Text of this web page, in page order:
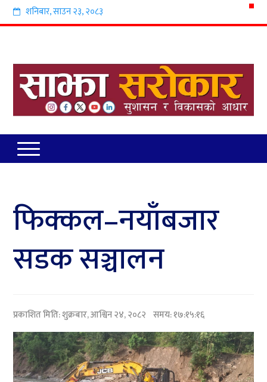
शनिबार,साउन२३,२०८३
फिक्कल–नयाँबजार
सडक सञ्चालन
प्रकाशित मिति:शुक्रबार, आश्विन २४, २०८२ समय: १७:१५:१६